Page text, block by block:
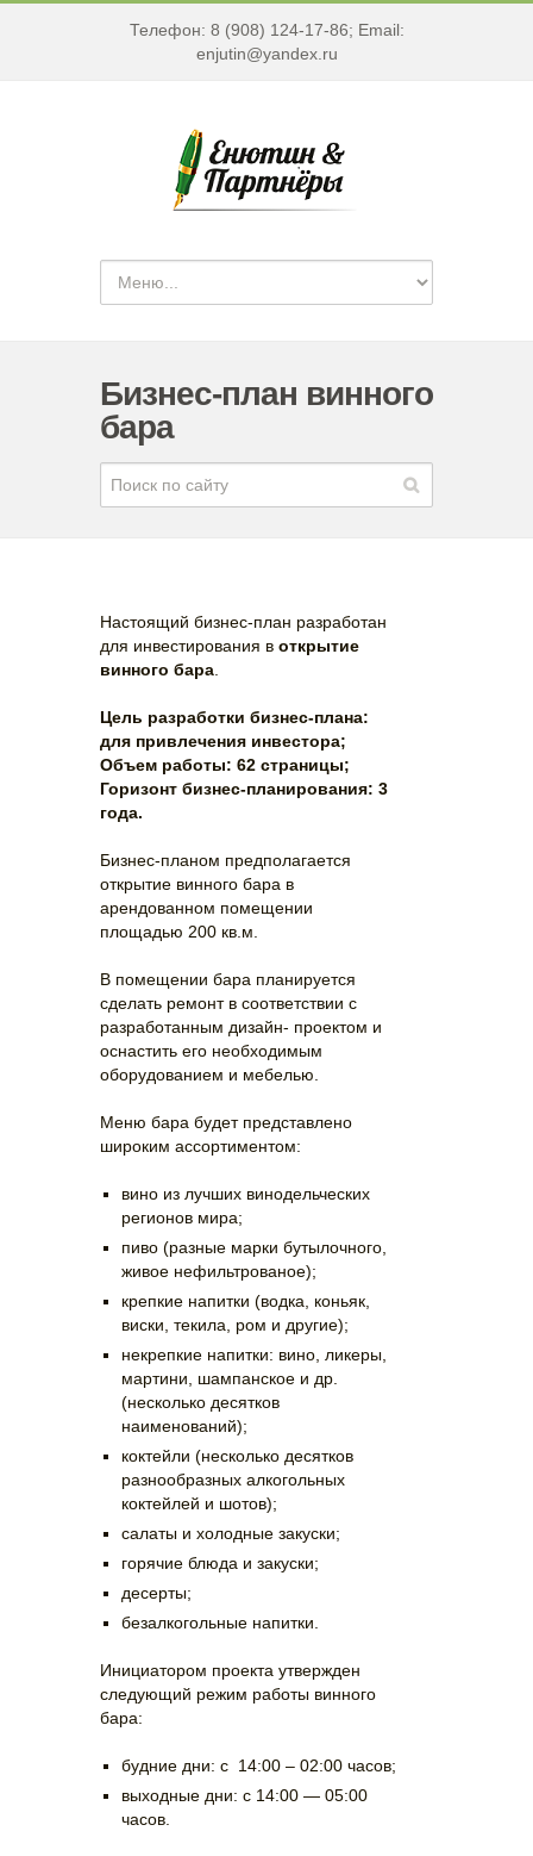
Телефон: 8 (908) 124-17-86; Email:
enjutin@yandex.ru
Бизнес-план винного
бара
Настоящий бизнес-план разработан
для инвестирования в открытие
винного бара
Цель разработки бизнес-плана:
для привлечения инвестора;
Объем работы: 62 страницы;
Горизонт бизнес-планирования: 3
года.
Бизнес-планом предполагается
открытие винного бара в
арендованном помещении
площадью 200 кв.м.
В помещении бара планируется
сделать ремонт в соответствии с
разработанным дизайн- проектом и
оснастить его необходимым
оборудованием и мебелью.
Меню бара будет представлено
широким ассортиментом:
вино из лучших винодельческих
регионов мира;
пиво (разные марки бутылочного,
живое нефильтрованое);
крепкие напитки (водка, коньяк,
виски, текила, ром и другие);
некрепкие напитки: вино, ликеры,
мартини, шампанское и др.
(несколько десятков
наименований);
коктейли (несколько десятков
разнообразных алкогольных
коктейлей и шотов);
салаты и холодные закуски;
горячие блюда и закуски;
десерты;
безалкогольные напитки.
Инициатором проекта утвержден
следующий режим работы винного
бара:
будние дни: с 14:00 – 02:00 часов;
выходные дни: с 14:00 — 05:00
часов.